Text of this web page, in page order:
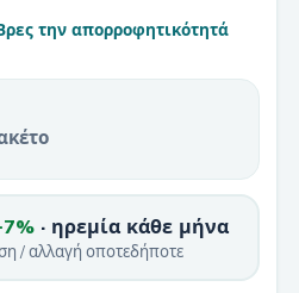
την απορροφητικότητά
· ηρεμία κάθε μήνα
/ αλλαγή οποτεδήποτε